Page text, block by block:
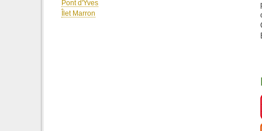
Maxime Lenclen
MaxPi
Pont d'Yves
Îlet Marron